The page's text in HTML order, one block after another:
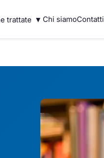
trattate ▾ Chi siamoContatti